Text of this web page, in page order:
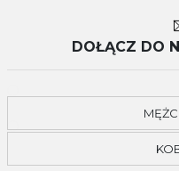
DOŁĄCZ DO